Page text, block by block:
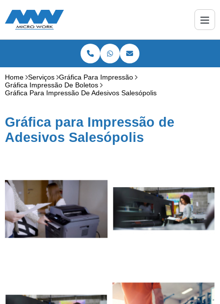
Home Serviços Gráfica Para Impressão
Gráfica Impressão De Boletos
Gráfica Para Impressão De Adesivos Salesópolis
Gráfica para Impressão de
Adesivos Salesópolis